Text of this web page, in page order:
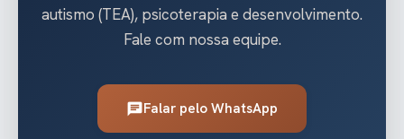
autismo (TEA), psicoterapia e desenvolvimento.
Fale com nossa equipe.
chatFalar pelo WhatsApp